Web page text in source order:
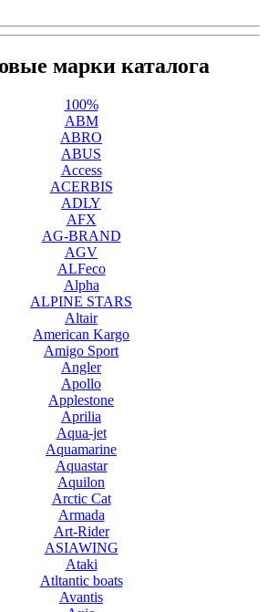
марки каталога
100%
ABM
ABRO
ABUS
Access
ACERBIS
ADLY
AFX
AG-BRAND
AGV
ALFeco
Alpha
ALPINE STARS
Altair
American Kargo
Amigo Sport
Angler
Apollo
Applestone
Aprilia
Aqua-jet
Aquamarine
Aquastar
Aquilon
Arctic Cat
Armada
Art-Rider
ASIAWING
Ataki
Atltantic boats
Avantis